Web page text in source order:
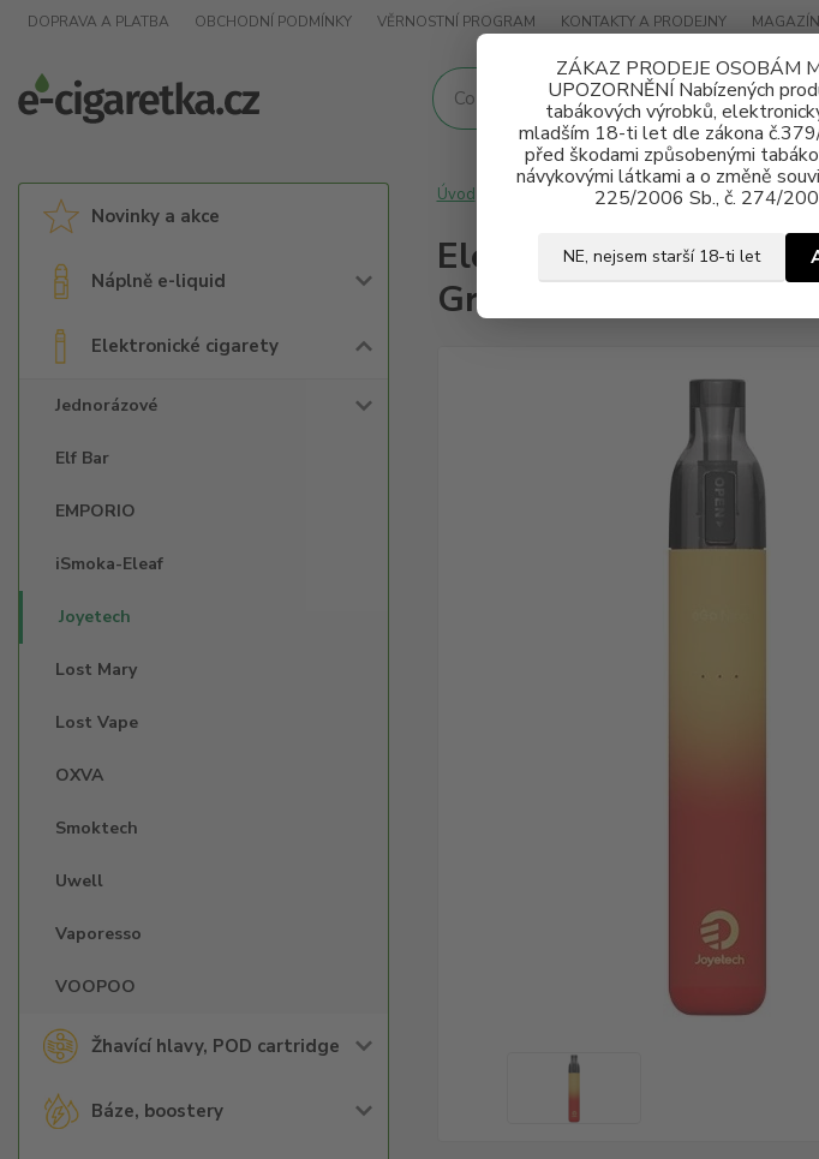
ZÁKAZ PRODEJE OSOBÁM
UPOZORNĚNÍ Nabízených
tabákových výrobků,
mladším 18-ti let dle zákona
před škodami způsobenými
návykovými látkami a o změně
225/2006 Sb., č. 274/
NE, nejsem starší 18-ti let
DOPRAVA A PLATBA OBCHODNÍ PODMÍNKY VĚRNOSTNÍ PROGRAM KONTAKTY A PRODEJNY MAGAZÍN
Novinky a akce
Náplně e-liquid
Elektronické cigarety
Jednorázové
Elf Bar
EMPORIO
iSmoka-Eleaf
Joyetech
Lost Mary
Lost Vape
OXVA
Smoktech
Uwell
Vaporesso
VOOPOO
Žhavící hlavy, POD cartridge
Báze, boostery
Úvod Elektronické cigarety Joyetech
Elektronická cigareta
Gradient